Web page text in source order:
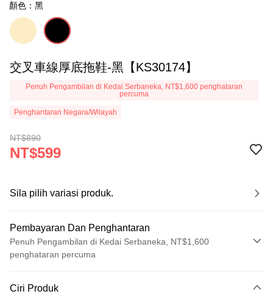
顏色：黑
交叉車線厚底拖鞋-黑【KS30174】
Penuh Pengambilan di Kedai Serbaneka, NT$1,600 penghataran
percuma
Penghantaran Negara/Wilayah
NT$890
NT$599
Sila pilih variasi produk.
Pembayaran Dan Penghantaran
Penuh Pengambilan di Kedai Serbaneka, NT$1,600
penghataran percuma
Kad Kredit (Bayaran Penuh)
Ciri Produk